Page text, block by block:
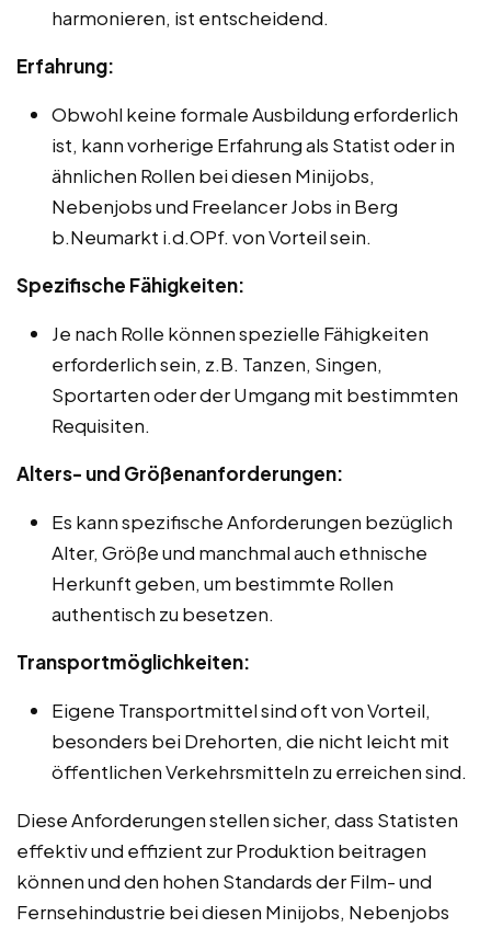
harmonieren, ist entscheidend.
Erfahrung:
Obwohl keine formale Ausbildung erforderlich
ist, kann vorherige Erfahrung als Statist oder in
ähnlichen Rollen bei diesen Minijobs,
Nebenjobs und Freelancer Jobs in Berg
b.Neumarkt i.d.OPf. von Vorteil sein.
Spezifische Fähigkeiten:
Je nach Rolle können spezielle Fähigkeiten
erforderlich sein, z.B. Tanzen, Singen,
Sportarten oder der Umgang mit bestimmten
Requisiten.
Alters- und Größenanforderungen:
Es kann spezifische Anforderungen bezüglich
Alter, Größe und manchmal auch ethnische
Herkunft geben, um bestimmte Rollen
authentisch zu besetzen.
Transportmöglichkeiten:
Eigene Transportmittel sind oft von Vorteil,
besonders bei Drehorten, die nicht leicht mit
öffentlichen Verkehrsmitteln zu erreichen sind.
Diese Anforderungen stellen sicher, dass Statisten
effektiv und effizient zur Produktion beitragen
können und den hohen Standards der Film- und
Fernsehindustrie bei diesen Minijobs, Nebenjobs